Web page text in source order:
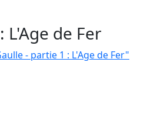
L'Age de Fer
- partie 1 : L'Age de Fer"